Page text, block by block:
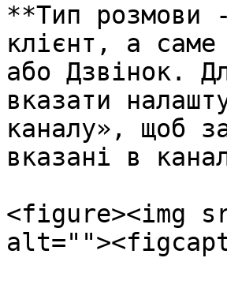
**Тип розмови
клієнт, а
або Дзвінок.
вказати
каналу», щоб
вказані в
<figure><img